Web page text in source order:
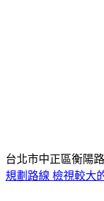
台北市中正區衡陽
規劃路線 檢視較大